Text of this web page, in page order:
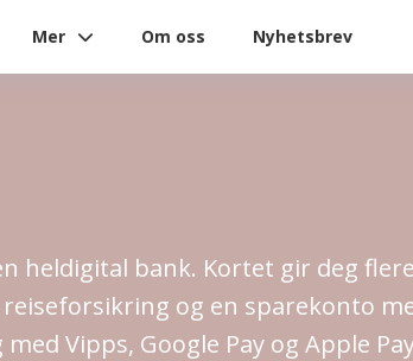
Mer Om oss Nyhetsbrev
heldigital bank. Kortet gir deg
og en sparekonto
Vipps, Google Pay og Apple